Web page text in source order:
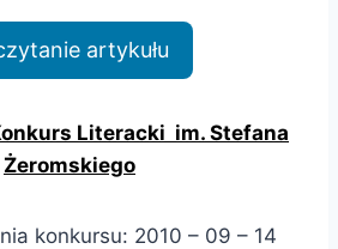
artykułu
Literacki im. Stefana
Żeromskiego
konkursu: 2010 – 09 – 14